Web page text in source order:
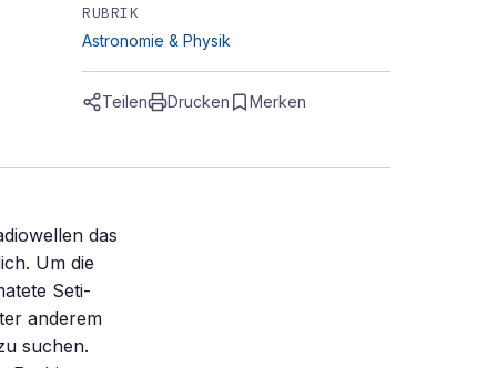
RUBRIK
Astronomie & Physik
Teilen Drucken Merken
das
Um die
Seti-
anderem
suchen.